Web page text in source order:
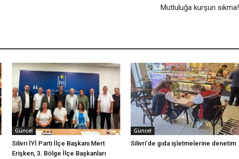
Mutluluğa kurşun sıkma!
Güncel
Silivri İYİ Parti İlçe Başkanı Mert
Erişken, 3. Bölge İlçe Başkanları
Güncel
Silivri’de gıda işletmelerine denetim